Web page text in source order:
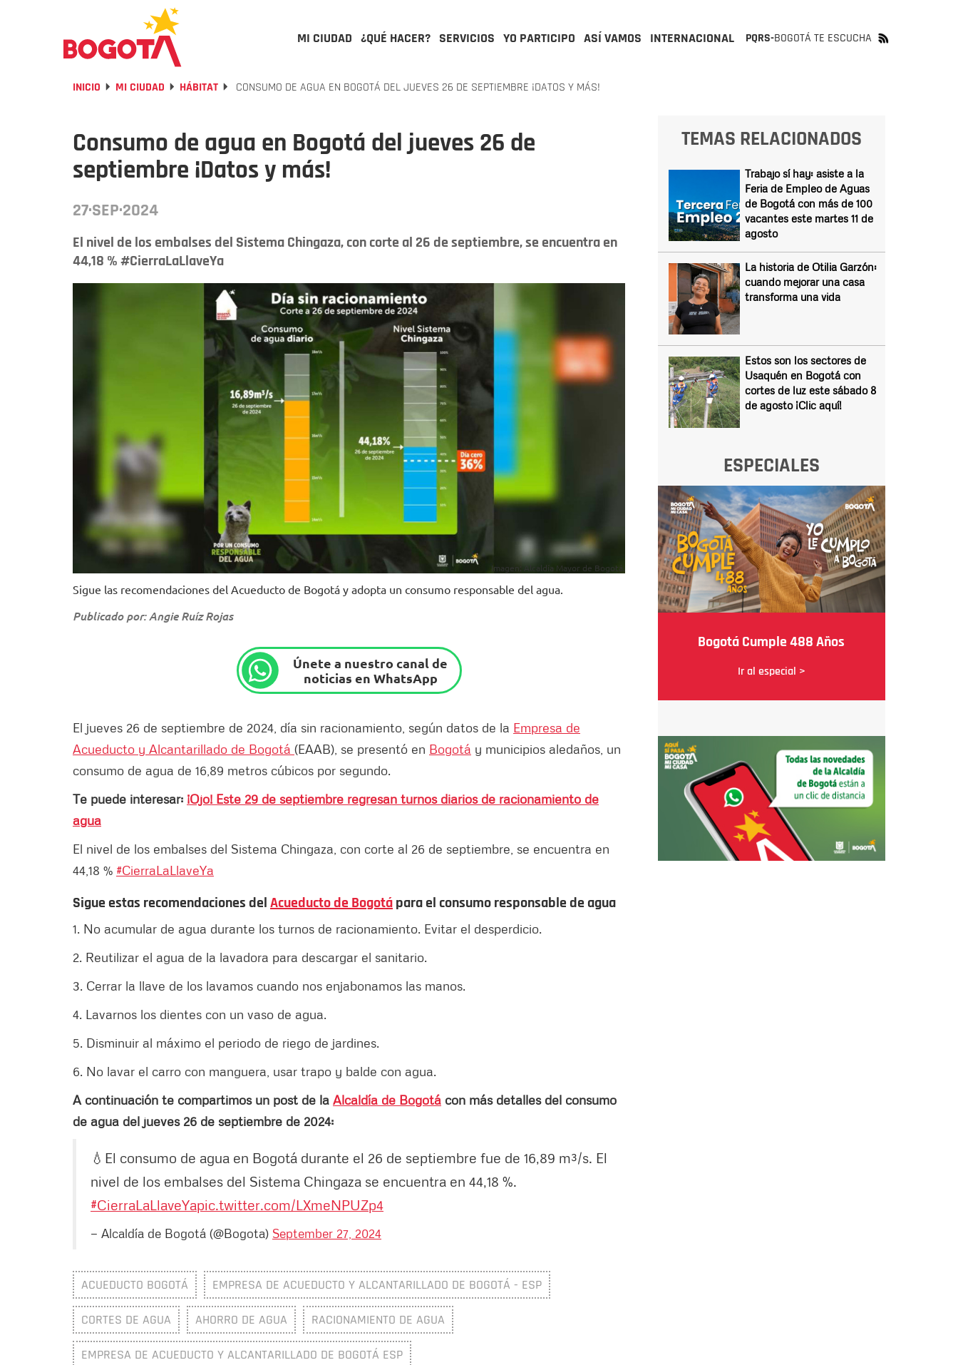
MI CIUDAD ¿QUÉ HACER? SERVICIOS YO PARTICIPO ASÍ VAMOS INTERNACIONAL PQRS-BOGOTÁ TE ESCUCHA
INICIO MI CIUDAD HÁBITAT CONSUMO DE AGUA EN BOGOTÁ DEL JUEVES 26 DE SEPTIEMBRE ¡DATOS Y MÁS!
Consumo de agua en Bogotá del jueves 26 de
septiembre ¡Datos y más!
27·SEP·2024
El nivel de los embalses del Sistema Chingaza, con corte al 26 de septiembre, se encuentra en
44,18 % #CierraLaLlaveYa
Imagen: Alcaldía Mayor de Bogotá.
Sigue las recomendaciones del Acueducto de Bogotá y adopta un consumo responsable del agua.
Publicado por: Angie Ruíz Rojas
Únete a nuestro canal de
noticias en WhatsApp
El jueves 26 de septiembre de 2024, día sin racionamiento, según datos de la Empresa de
Acueducto y Alcantarillado de Bogotá (EAAB), se presentó en Bogotá y municipios aledaños, un
consumo de agua de 16,89 metros cúbicos por segundo.
Te puede interesar: ¡Ojo! Este 29 de septiembre regresan turnos diarios de racionamiento de
agua
El nivel de los embalses del Sistema Chingaza, con corte al 26 de septiembre, se encuentra en
44,18 % #CierraLaLlaveYa
Sigue estas recomendaciones delAcueducto de Bogotápara el consumo responsable de agua
1. No acumular de agua durante los turnos de racionamiento. Evitar el desperdicio.
2. Reutilizar el agua de la lavadora para descargar el sanitario.
3. Cerrar la llave de los lavamos cuando nos enjabonamos las manos.
4. Lavarnos los dientes con un vaso de agua.
5. Disminuir al máximo el periodo de riego de jardines.
6. No lavar el carro con manguera, usar trapo y balde con agua.
A continuación te compartimos un post de la Alcaldía de Bogotá con más detalles del consumo
de agua del jueves 26 de septiembre de 2024:
💧El consumo de agua en Bogotá durante el 26 de septiembre fue de 16,89 m³/s. El
nivel de los embalses del Sistema Chingaza se encuentra en 44,18 %.
#CierraLaLlaveYapic.twitter.com/LXmeNPUZp4
— Alcaldía de Bogotá (@Bogota) September 27, 2024
ACUEDUCTO BOGOTÁ EMPRESA DE ACUEDUCTO Y ALCANTARILLADO DE BOGOTÁ - ESP
CORTES DE AGUA AHORRO DE AGUA RACIONAMIENTO DE AGUA
EMPRESA DE ACUEDUCTO Y ALCANTARILLADO DE BOGOTÁ ESP
TEMAS RELACIONADOS
Trabajo sí hay: asiste a la
Feria de Empleo de Aguas
de Bogotá con más de 100
vacantes este martes 11 de
agosto
La historia de Otilia Garzón:
cuando mejorar una casa
transforma una vida
Estos son los sectores de
Usaquén en Bogotá con
cortes de luz este sábado 8
de agosto ¡Clic aquí!
ESPECIALES
Bogotá Cumple 488 Años
Ir al especial >